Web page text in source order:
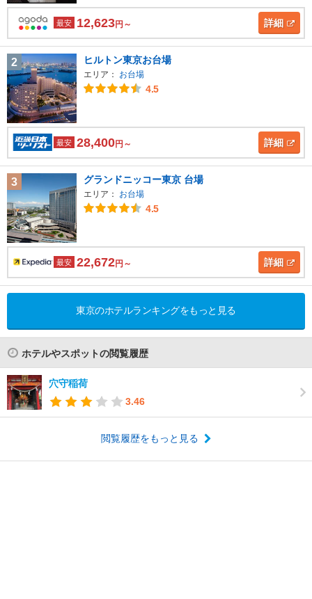
最安 12,623円～ 詳細
2 ヒルトン東京お台場
エリア： お台場
4.5
最安 28,400円～ 詳細
3 グランドニッコー東京 台場
エリア： お台場
4.5
最安 22,672円～ 詳細
東京のホテルランキングをもっと見る
ホテルやスポットの閲覧履歴
穴守稲荷
3.46
閲覧履歴をもっと見る